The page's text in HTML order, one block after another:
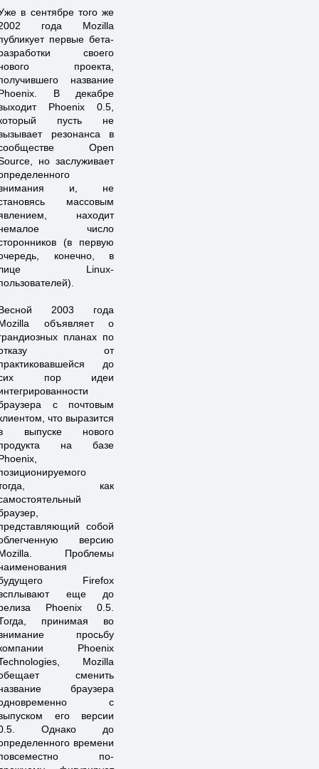
в сентябре того же
года Mozilla
первые бета-
своего
проекта,
название
В декабре
Phoenix 0.5,
пусть не
резонанса в
Open
но заслуживает
и, не
массовым
находит
число
(в первую
конечно, в
Linux-
2003 года
объявляет о
планах по
от
до
пор идеи
с почтовым
что выразится
выпуске нового
на базе
как
собой
версию
Проблемы
Firefox
еще до
Phoenix 0.5.
принимая во
просьбу
Phoenix
Mozilla
сменить
браузера
с
его версии
Однако до
времени
по-